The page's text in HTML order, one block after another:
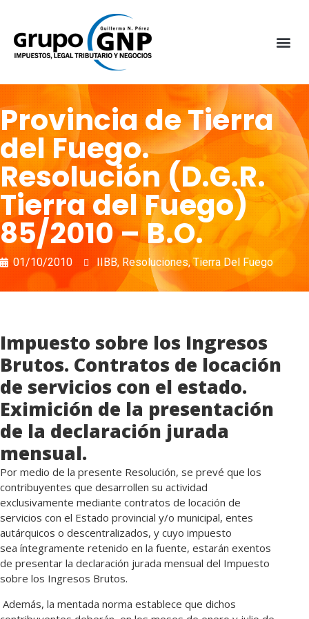
Provincia de Tierra
del Fuego.
Resolución (D.G.R.
Tierra del Fuego)
85/2010 – B.O.
01/10/2010 IIBB, Resoluciones,Tierra Del Fuego
Impuesto sobre los Ingresos
Brutos. Contratos de locación
de servicios con el estado.
Eximición de la presentación
de la declaración jurada
mensual.
Por medio de la presente Resolución, se prevé que los
contribuyentes que desarrollen su actividad
exclusivamente mediante contratos de locación de
servicios con el Estado provincial y/o municipal, entes
autárquicos o descentralizados, y cuyo impuesto
sea íntegramente retenido en la fuente, estarán exentos
de presentar la declaración jurada mensual del Impuesto
sobre los Ingresos Brutos.
Además, la mentada norma establece que dichos